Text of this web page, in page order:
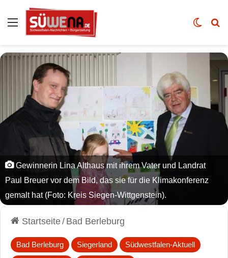
Auswahl Skin
Gewinnerin Lina Althaus mit ihrem Vater und Landrat
Paul Breuer vor dem Bild, das sie für die Klimakonferenz
gemalt hat (Foto: Kreis Siegen-Wittgenstein).
Startseite/ Bad Berleburg
Bad Berleburg Siegerland Südwestfalen-Aktuell